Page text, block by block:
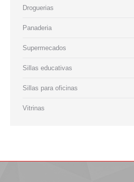
Droguerias
Panaderia
Supermecados
Sillas educativas
Sillas para oficinas
Vitrinas